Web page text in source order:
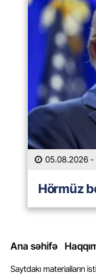
05.08.2026 -
Hörmüz
Ana səhifə
Saytdakı materialların